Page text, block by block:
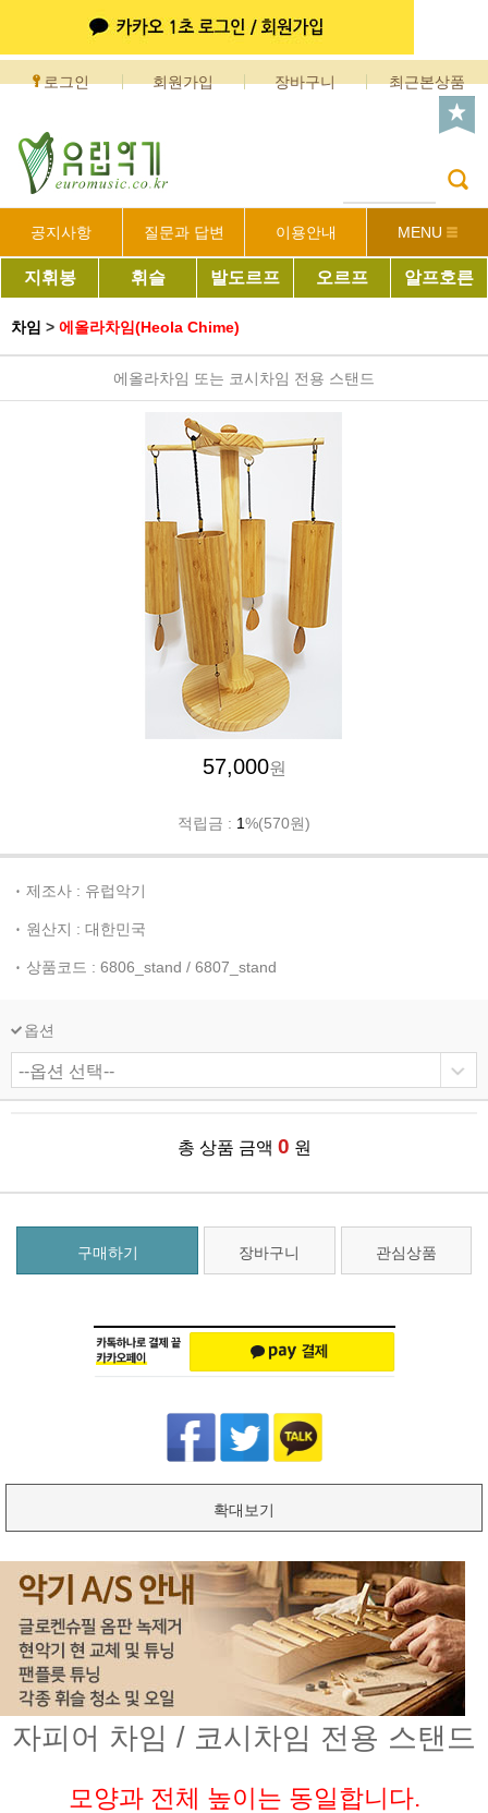
로그인 회원가입 장바구니 최근본상품
공지사항 질문과 답변 이용안내 MENU
지휘봉 휘슬 발도르프 오르프 알프호른
차임 > 에올라차임(Heola Chime)
에올라차임 또는 코시차임 전용 스탠드
57,000원
적립금 : 1%(570원)
제조사 : 유럽악기
원산지 : 대한민국
상품코드 : 6806_stand / 6807_stand
옵션
총 상품 금액 0 원
구매하기 장바구니 관심상품
확대보기
자피어 차임 / 코시차임 전용 스탠드
모양과 전체 높이는 동일합니다.